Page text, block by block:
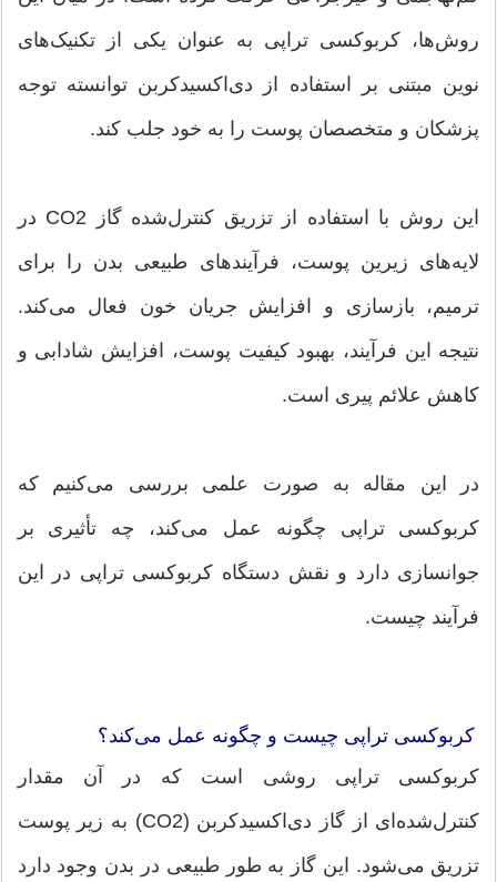
روش‌ها، کربوکسی تراپی به عنوان یکی از تکنیک‌های
نوین مبتنی بر استفاده از دی‌اکسیدکربن توانسته توجه
پزشکان و متخصصان پوست را به خود جلب کند.
این روش با استفاده از تزریق کنترل‌شده گاز CO2 در
لایه‌های زیرین پوست، فرآیندهای طبیعی بدن را برای
ترمیم، بازسازی و افزایش جریان خون فعال می‌کند.
نتیجه این فرآیند، بهبود کیفیت پوست، افزایش شادابی و
کاهش علائم پیری است.
در این مقاله به صورت علمی بررسی می‌کنیم که
کربوکسی تراپی چگونه عمل می‌کند، چه تأثیری بر
جوانسازی دارد و نقش دستگاه کربوکسی تراپی در این
فرآیند چیست.
کربوکسی تراپی چیست و چگونه عمل می‌کند؟
کربوکسی تراپی روشی است که در آن مقدار
کنترل‌شده‌ای از گاز دی‌اکسیدکربن (CO2) به زیر پوست
تزریق می‌شود. این گاز به طور طبیعی در بدن وجود دارد